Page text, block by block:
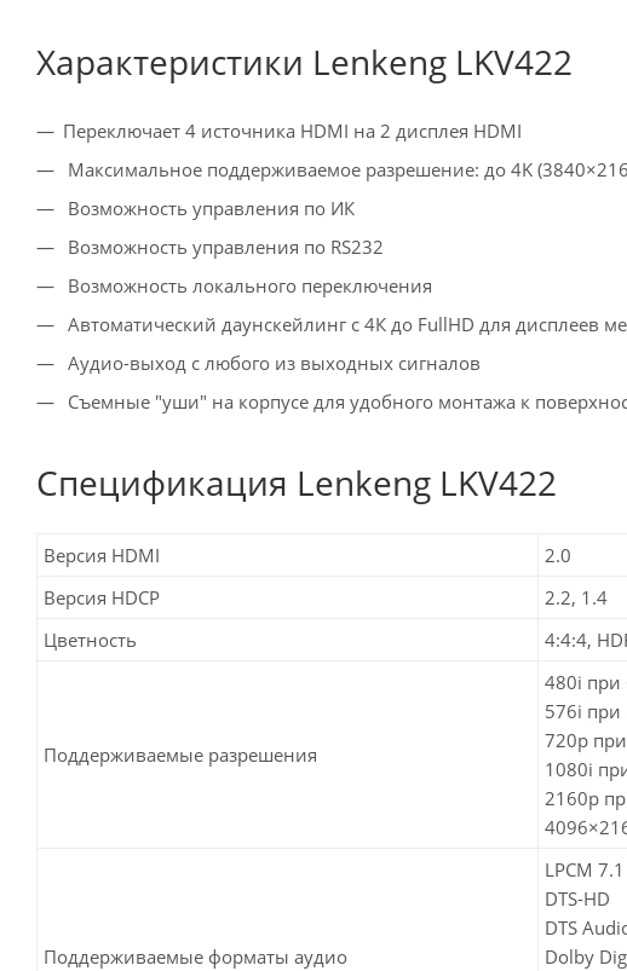
Характеристики Lenkeng LKV422
Переключает 4 источника HDMI на 2 дисплея HDMI
Максимальное поддерживаемое разрешение: до 4K
Возможность управления по ИК
Возможность управления по RS232
Возможность локального переключения
Автоматический даунскейлинг с 4К до FullHD для дисплеев
Аудио-выход с любого из выходных сигналов
Съемные "уши" на корпусе для удобного монтажа к
Спецификация Lenkeng LKV422
Версия HDMI
2.0
Версия HDCP
2.2, 1.4
Цветность
4:4:4,
Поддерживаемые разрешения
480i при
576i при
720p
1080i
2160p
Поддерживаемые форматы аудио
LPCM 7.1
DTS-HD
DTS
Dolby